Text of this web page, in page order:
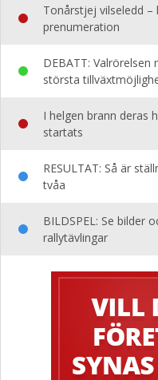
Tonårstjej vilseledd –
prenumeration
DEBATT: Valrörelsen
största
I helgen brann deras
startats
RESULTAT: Så är
tvåa
BILDSPEL: Se bilder
rallytävlingar